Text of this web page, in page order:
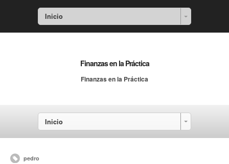
Inicio
Finanzas en la Práctica
Finanzas en la Práctica
Inicio
pedro